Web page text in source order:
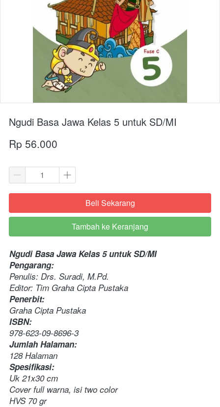
Ngudi Basa Jawa Kelas 5 untuk SD/MI
Rp 56.000
`Beli Sekarang
`
Tambah ke Keranjang
Ngudi Basa Jawa Kelas 5 untuk SD/MI
Pengarang:
Penulis: Drs. Suradi, M.Pd.
Editor: Tim Graha Cipta Pustaka
Penerbit:
Graha Cipta Pustaka
ISBN:
978-623-09-8696-3
Jumlah Halaman:
128 Halaman
Spesifikasi:
Uk 21x30 cm
Cover full warna, isi two color
HVS 70 gr